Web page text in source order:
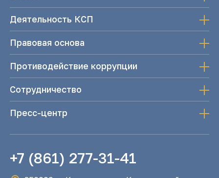
Деятельность КСП
Правовая основа
Противодействие коррупции
Сотрудничество
Пресс-центр
+7 (861) 277-31-41